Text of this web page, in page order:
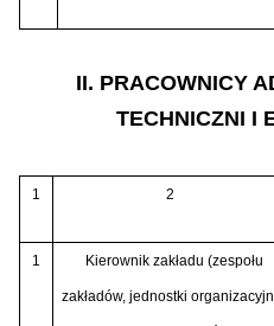
II. PRACOWNICY
TECHNICZNI I
1 2
1 Kierownik zakładu (zespołu
zakładów, jednostki